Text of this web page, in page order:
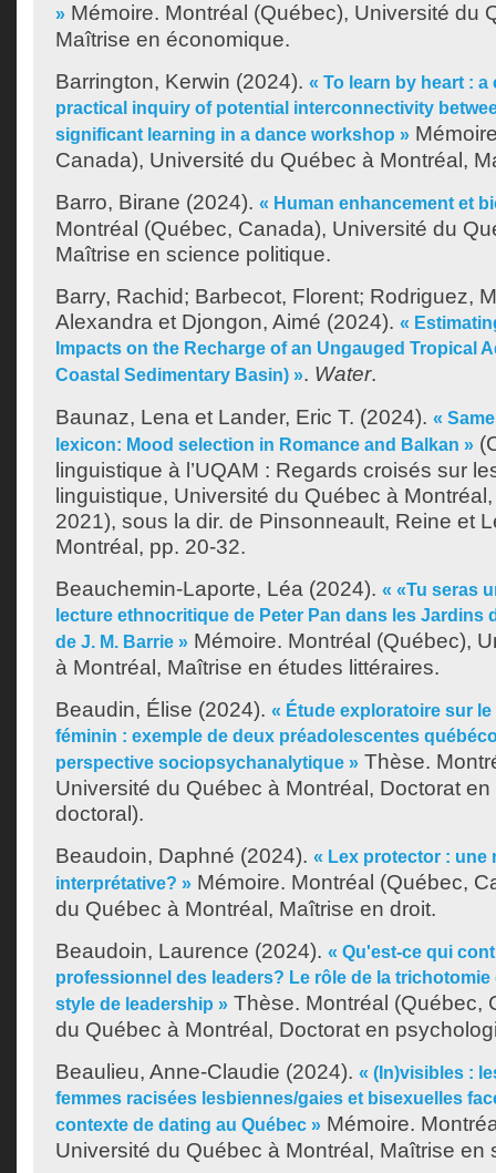
» Mémoire. Montréal (Québec), Université du
Maîtrise en économique.
Barrington, Kerwin (2024). « To learn by heart :
practical inquiry of potential interconnectivity
significant learning in a dance workshop »
Canada), Université du Québec à Montréal,
Barro, Birane (2024). « Human enhancement et
Montréal (Québec, Canada), Université du
Maîtrise en science politique.
Barry, Rachid; Barbecot, Florent; Rodriguez,
Alexandra et Djongon, Aimé (2024). «
Impacts on the Recharge of an Ungauged Tropical
Coastal Sedimentary Basin) ». Water.
Baunaz, Lena et Lander, Eric T. (2024). «
lexicon: Mood selection in Romance and Balkan »
linguistique à l’UQAM : Regards croisés sur
linguistique, Université du Québec à
2021), sous la dir. de Pinsonneault, Reine et
Montréal, pp. 20-32.
Beauchemin-Laporte, Léa (2024). « «Tu seras
lecture ethnocritique de Peter Pan dans les Jardins
de J. M. Barrie » Mémoire. Montréal (Québec),
à Montréal, Maîtrise en études littéraires.
Beaudin, Élise (2024). « Étude exploratoire sur
féminin : exemple de deux préadolescentes
perspective sociopsychanalytique » Thèse.
Université du Québec à Montréal, Doctorat
doctoral).
Beaudoin, Daphné (2024). « Lex protector : une
interprétative? » Mémoire. Montréal (Québec,
du Québec à Montréal, Maîtrise en droit.
Beaudoin, Laurence (2024). « Qu'est-ce qui
professionnel des leaders? Le rôle de la
style de leadership » Thèse. Montréal (Québec,
du Québec à Montréal, Doctorat en
Beaulieu, Anne-Claudie (2024). « (In)visibles :
femmes racisées lesbiennes/gaies et bisexuelles
contexte de dating au Québec » Mémoire.
Université du Québec à Montréal, Maîtrise en